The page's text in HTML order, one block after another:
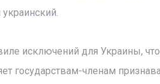
исключений для Украины,
государствам-членам